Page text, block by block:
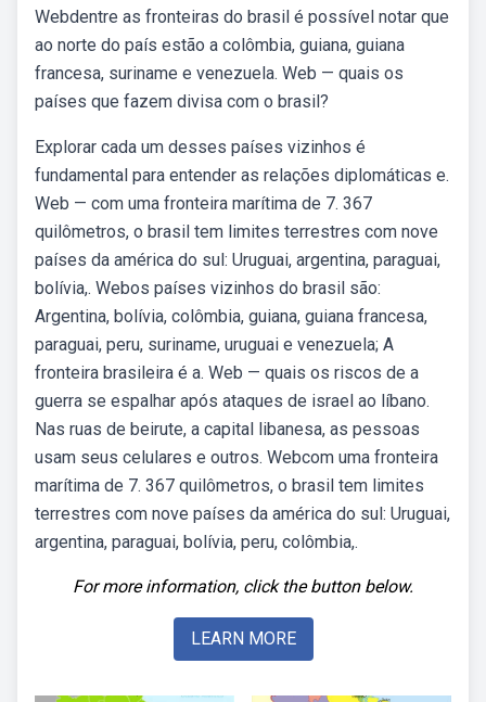
Webdentre as fronteiras do brasil é possível notar que
ao norte do país estão a colômbia, guiana, guiana
francesa, suriname e venezuela. Web — quais os
países que fazem divisa com o brasil?
Explorar cada um desses países vizinhos é
fundamental para entender as relações diplomáticas e.
Web — com uma fronteira marítima de 7. 367
quilômetros, o brasil tem limites terrestres com nove
países da américa do sul: Uruguai, argentina, paraguai,
bolívia,. Webos países vizinhos do brasil são:
Argentina, bolívia, colômbia, guiana, guiana francesa,
paraguai, peru, suriname, uruguai e venezuela; A
fronteira brasileira é a. Web — quais os riscos de a
guerra se espalhar após ataques de israel ao líbano.
Nas ruas de beirute, a capital libanesa, as pessoas
usam seus celulares e outros. Webcom uma fronteira
marítima de 7. 367 quilômetros, o brasil tem limites
terrestres com nove países da américa do sul: Uruguai,
argentina, paraguai, bolívia, peru, colômbia,.
For more information, click the button below.
LEARN MORE